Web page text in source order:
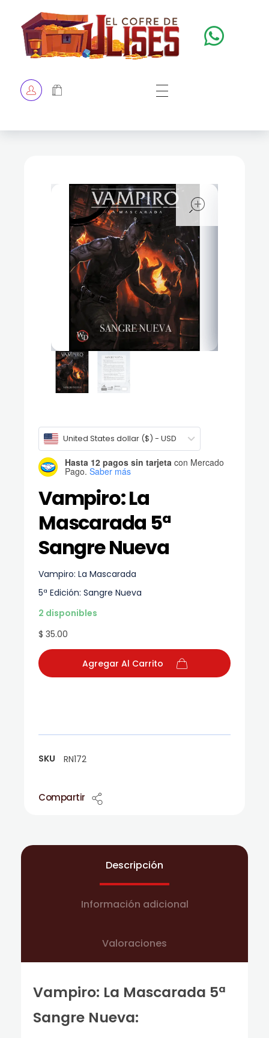
TIENDA
Vampiro: La
Mascarada 5ª
Sangre Nueva
$ 35.00
United States dollar ($) - USD
Vampiro: La Mascarada
5ª Edición: Sangre Nueva
2 disponibles
Hasta 12 pagos sin tarjeta con Mercado
Pago. Saber más
Agregar Al Carrito
Compartir
SKU RN172
Descripción
Información adicional
Valoraciones
Vampiro: La Mascarada 5ª
Sangre Nueva: